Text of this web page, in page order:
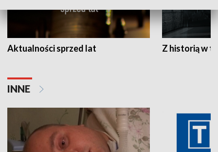
Aktualności sprzed lat Z historią w
INNE